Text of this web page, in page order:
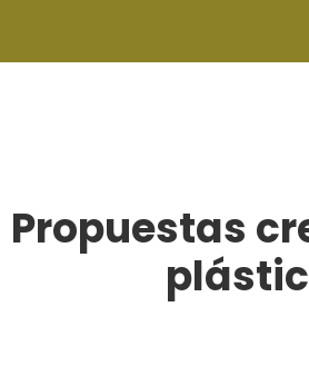
Propuestas